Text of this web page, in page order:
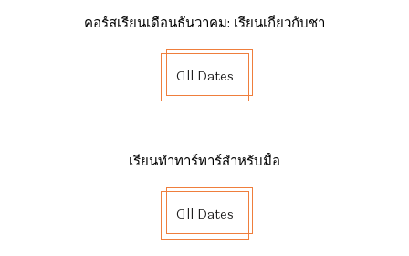
คอร์สเรียนเดือนธันวาคม: เรียนเกี่ยวกับชา
All Dates
เรียนทำทาร์ทาร์สำหรับมื้อ
All Dates